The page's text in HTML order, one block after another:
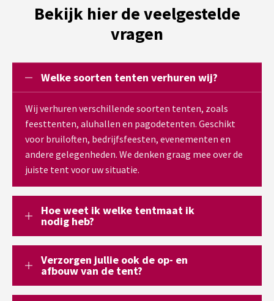
Bekijk hier de veelgestelde
vragen
Welke soorten tenten verhuren wij?
Wij verhuren verschillende soorten tenten, zoals
feesttenten, aluhallen en pagodetenten. Geschikt
voor bruiloften, bedrijfsfeesten, evenementen en
andere gelegenheden. We denken graag mee over de
juiste tent voor uw situatie.
Hoe weet ik welke tentmaat ik
nodig heb?
Verzorgen jullie ook de op- en
afbouw van de tent?